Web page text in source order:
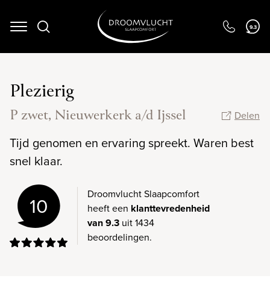
Navigation 9.3
Plezierig
P zwet, Nieuwerkerk a/d Ijssel Delen
Tijd genomen en ervaring spreekt. Waren best
snel klaar.
10
Droomvlucht Slaapcomfort
heeft een klanttevredenheid
van 9.3 uit 1434
beoordelingen.